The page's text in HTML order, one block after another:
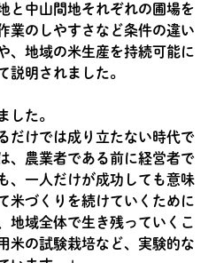
と中山間地それぞれの圃場を
業のしやすさなど条件の違い
、地域の米生産を持続可能に
説明されました。
した。
だけでは成り立たない時代で
、農業者である前に経営者で
、一人だけが成功しても意味
米づくりを続けていくために
地域全体で生き残っていくこ
米の試験栽培など、実験的な